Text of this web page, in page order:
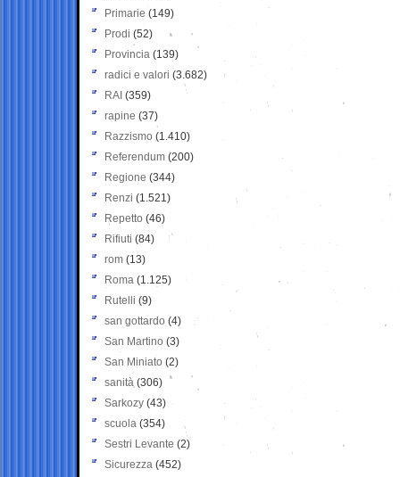
Primarie (149)
Prodi (52)
Provincia (139)
radici e valori (3.682)
RAI (359)
rapine (37)
Razzismo (1.410)
Referendum (200)
Regione (344)
Renzi (1.521)
Repetto (46)
Rifiuti (84)
rom (13)
Roma (1.125)
Rutelli (9)
san gottardo (4)
San Martino (3)
San Miniato (2)
sanità (306)
Sarkozy (43)
scuola (354)
Sestri Levante (2)
Sicurezza (452)